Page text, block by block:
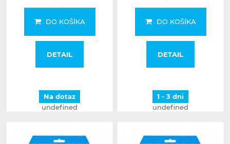
DO KOŠÍKA
DETAIL
Na dotaz
undefined
DO KOŠÍKA
DETAIL
1 - 3 dni
undefined